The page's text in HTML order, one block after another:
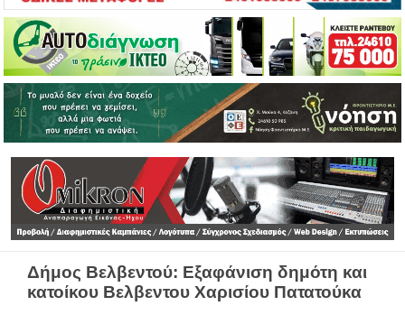
Δήμος Βελβεντού: Εξαφάνιση δημότη και
κατοίκου Βελβεντου Χαρισίου Πατατούκα